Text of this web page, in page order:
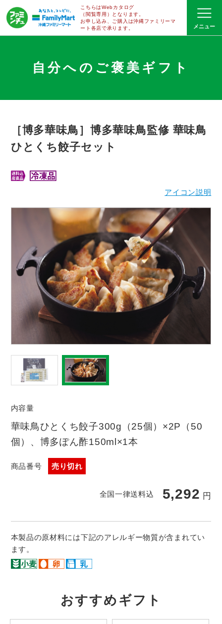
こちらはWebカタログ
（閲覧専用）となります。
お申し込み、ご購入は沖縄ファミリーマ
ート 各店で承ります。
自分へのご褒美ギフト
［博多華味鳥］博多華味鳥監修 華味鳥
ひとくち餃子セット
アイコン説明
内容量
華味鳥ひとくち餃子300g（25個）×2P（50
個）、博多ぽん酢150ml×1本
商品番号 売り切れ
全国一律送料込 5,292 円
本製品の原材料には下記のアレルギー物質が含まれてい
ます。
おすすめギフト